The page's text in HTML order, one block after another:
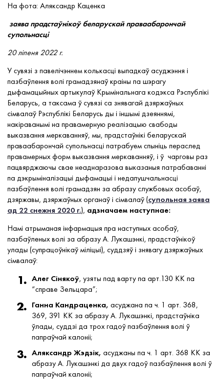
На фота: Аляксандр Каценка
заява прадстаўнікоў беларускай праваабарончай
супольнасці
20ліпеня 2022 г.
У сувязі з павелічэннем колькасці выпадкаў асуджэння і
пазбаўлення волі грамадзянаў краіны па шэрагу
дыфамацыйных артыкулаў Крымінальнага кодэкса Рэспублікі
Беларусь, а таксама ў сувязі са знявагай дзяржаўных
сімвалаў Рэспублікі Беларусь ды і іншымі дзеяннямі,
накіраванымі на правамерную реалізацыю свабоды
выказвання меркаванняў, мы, прадстаўнікі беларускай
праваабарончай супольнасці патрабуем спыніць пераслед
правамерных форм выказвання меркаванняў, і ў чарговы раз
пацвярджаючы свае неаднаразова выказаныя патрабаванні
па дэкрыміналізацыі дыфамацыі і недапушчальнасці
пазбаўлення волі грамадзян за абразу службовых асобаў,
дзяржавы, дзяржаўных органаў і сімвалаў (супольная заява
ад 22 снежня 2020 г.), адзначаем наступнае:
Намі атрыманая інфармацыя пра наступных асобаў,
пазбаўленых волі за абразу А. Лукашэнкі, прадстаўнікоў
улады (супрацоўнікаў міліцыі), суддзяў і знявагу дзяржаўных
сімвалаў:
Алег Сінякоў, узяты пад варту па арт.130 КК па
“cправе Зельцара”;
Ганна Кандраценка, асуджана па ч. 1 арт. 368,
369, 391 КК за абразу А. Лукашэнкі, прадстаўніка
ўлады, суддзі да трох гадоў пазбаўлення волі ў
папраўчай калоніі;
Аляксандр Жэдзік, асуджаны па ч. 1 арт. 368 КК за
абразу А. Лукашэнкі да двух гадоў пазбаўлення волі ў
папраўчай калоніі;